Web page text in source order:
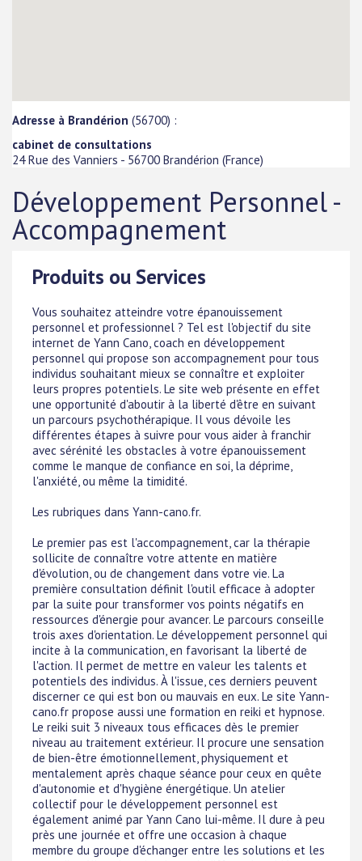
Adresse à Brandérion (56700) :
cabinet de consultations
24 Rue des Vanniers - 56700 Brandérion (France)
Développement Personnel -
Accompagnement
Produits ou Services
Vous souhaitez atteindre votre épanouissement
personnel et professionnel ? Tel est l'objectif du site
internet de Yann Cano, coach en développement
personnel qui propose son accompagnement pour tous
individus souhaitant mieux se connaître et exploiter
leurs propres potentiels. Le site web présente en effet
une opportunité d'aboutir à la liberté d'être en suivant
un parcours psychothérapique. Il vous dévoile les
différentes étapes à suivre pour vous aider à franchir
avec sérénité les obstacles à votre épanouissement
comme le manque de confiance en soi, la déprime,
l'anxiété, ou même la timidité.
Les rubriques dans Yann-cano.fr.
Le premier pas est l'accompagnement, car la thérapie
sollicite de connaître votre attente en matière
d'évolution, ou de changement dans votre vie. La
première consultation définit l'outil efficace à adopter
par la suite pour transformer vos points négatifs en
ressources d'énergie pour avancer. Le parcours conseille
trois axes d'orientation. Le développement personnel qui
incite à la communication, en favorisant la liberté de
l'action. Il permet de mettre en valeur les talents et
potentiels des individus. À l'issue, ces derniers peuvent
discerner ce qui est bon ou mauvais en eux. Le site Yann-
cano.fr propose aussi une formation en reiki et hypnose.
Le reiki suit 3 niveaux tous efficaces dès le premier
niveau au traitement extérieur. Il procure une sensation
de bien-être émotionnellement, physiquement et
mentalement après chaque séance pour ceux en quête
d'autonomie et d'hygiène énergétique. Un atelier
collectif pour le développement personnel est
également animé par Yann Cano lui-même. Il dure à peu
près une journée et offre une occasion à chaque
membre du groupe d'échanger entre les solutions et les